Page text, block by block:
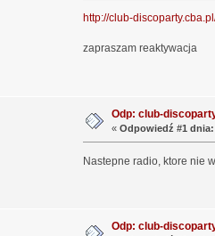
http://club-
zapraszam reaktywacja
Odp: club-
« Odpowiedź #1 dnia:
Nastepne radio, ktore nie
Odp: club-